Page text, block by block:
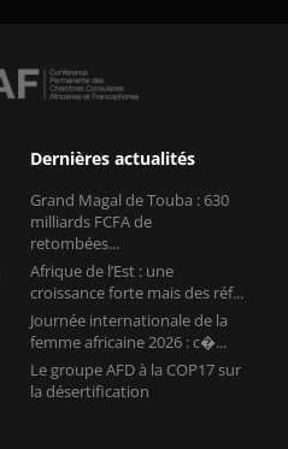
Dernières actualités
Grand Magal de Touba : 630
milliards FCFA de
retombées...
Afrique de l’Est : une
croissance forte mais des réf...
Journée internationale de la
femme africaine 2026 : c�...
Le groupe AFD à la COP17 sur
la désertification